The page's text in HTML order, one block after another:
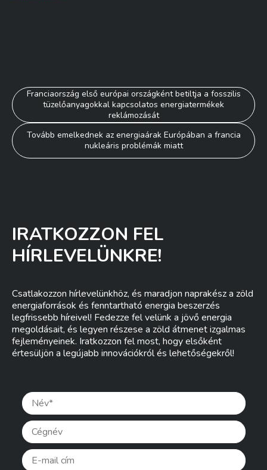
Bejegyzés
navigáció
Franciaország első európai országként betiltja a fosszilis
tüzelőanyagokkal kapcsolatos energiatermékek
reklámozását
Tovább emelkednek az energiaárak Európában a francia
nukleáris problémák miatt
IRATKOZZON FEL
HÍRLEVELÜNKRE!
Csatlakozzon hírlevelünkhöz, és maradjon naprakész a zöld
energiaforrások és fenntartható energia beszerzés
legfrissebb híreivel! Fedezze fel velünk a jövő energia
megoldásait, és legyen részese a zöld átmenet izgalmas
fejleményeinek. Iratkozzon fel most, hogy elsőként
értesüljön a legújabb innovációkról és lehetőségekről!